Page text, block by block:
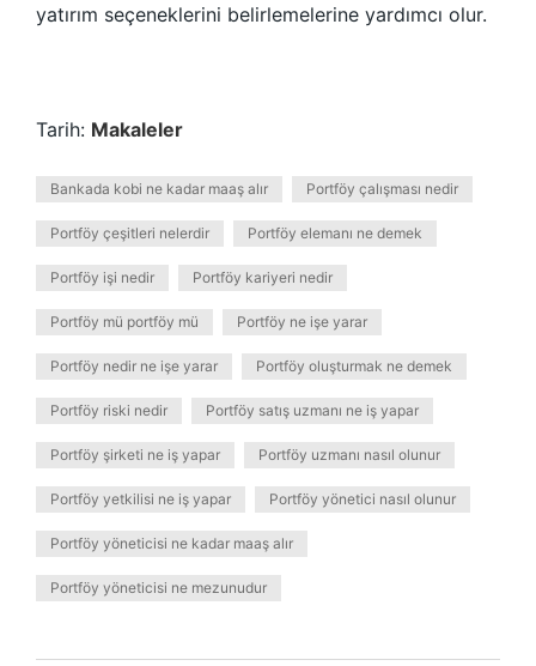
yatırım seçeneklerini belirlemelerine yardımcı olur.
Tarih: Makaleler
Bankada kobi ne kadar maaş alır Portföy çalışması nedir
Portföy çeşitleri nelerdir Portföy elemanı ne demek
Portföy işi nedir Portföy kariyeri nedir
Portföy mü portföy mü Portföy ne işe yarar
Portföy nedir ne işe yarar Portföy oluşturmak ne demek
Portföy riski nedir Portföy satış uzmanı ne iş yapar
Portföy şirketi ne iş yapar Portföy uzmanı nasıl olunur
Portföy yetkilisi ne iş yapar Portföy yönetici nasıl olunur
Portföy yöneticisi ne kadar maaş alır
Portföy yöneticisi ne mezunudur